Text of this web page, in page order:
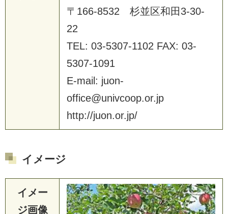
〒 166-8532 杉並区和 田 3-30-
22
TEL: 03-5307-1102 FAX: 03-
5307-1091
E-mai : juon-
office@univcoop.or.jp
http://juon.or.jp/
イメージ
イメー
ジ画像